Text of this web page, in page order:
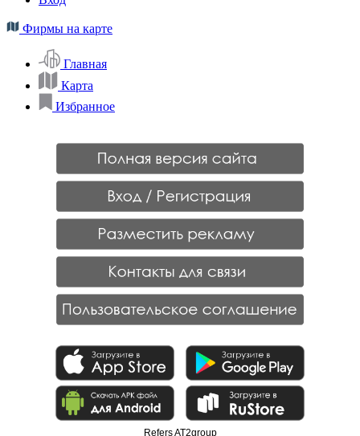
Фирмы на карте
Главная
Карта
Избранное
Refers AT2group